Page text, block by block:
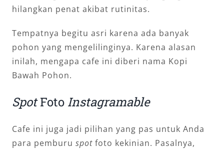
hilangkan penat akibat rutinitas.
Tempatnya begitu asri karena ada banyak
pohon yang mengelilinginya. Karena alasan
inilah, mengapa cafe ini diberi nama Kopi
Bawah Pohon.
SpotFoto Instagramable
Cafe ini juga jadi pilihan yang pas untuk Anda
para pemburu spotfoto kekinian. Pasalnya,